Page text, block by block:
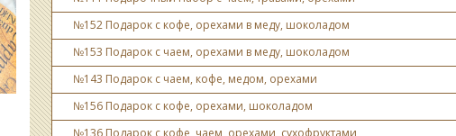
№152 Подарок с кофе, орехами в меду, шоколадом
№153 Подарок с чаем, орехами в меду, шоколадом
№143 Подарок с чаем, кофе, медом, орехами
№156 Подарок с кофе, орехами, шоколадом
№136 Подарок с кофе, чаем, орехами, сухофруктами